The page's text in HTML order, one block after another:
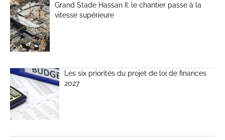
Grand Stade Hassan II: le chantier passe à la
vitesse supérieure
Les six priorités du projet de loi de finances
2027